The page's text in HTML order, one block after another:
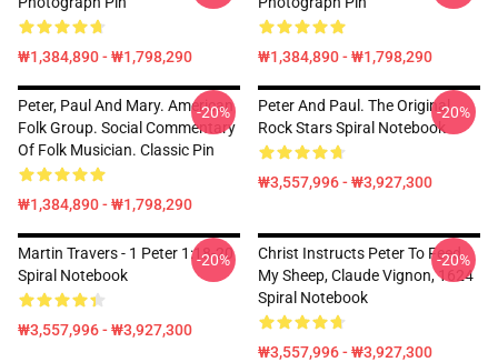
₩1,384,890 - ₩1,798,290 ₩1,384,890 - ₩1,798,290
Peter, Paul And Mary. American
Folk Group. Social Commentary
Of Folk Musician. Classic Pin
₩1,384,890 - ₩1,798,290
-20%
Peter And Paul. The Original
Rock Stars Spiral Notebook
₩3,557,996 - ₩3,927,300
-20%
Martin Travers - 1 Peter 1:18-20
Spiral Notebook
₩3,557,996 - ₩3,927,300
-20%
Christ Instructs Peter To Feed
My Sheep, Claude Vignon, 1624
Spiral Notebook
₩3,557,996 - ₩3,927,300
-20%